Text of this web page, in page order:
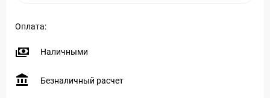
Оплата:
Наличными
Безналичный расчет